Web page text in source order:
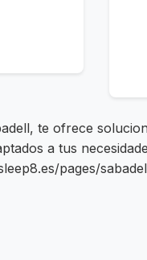
te ofrece
a tus
pages/